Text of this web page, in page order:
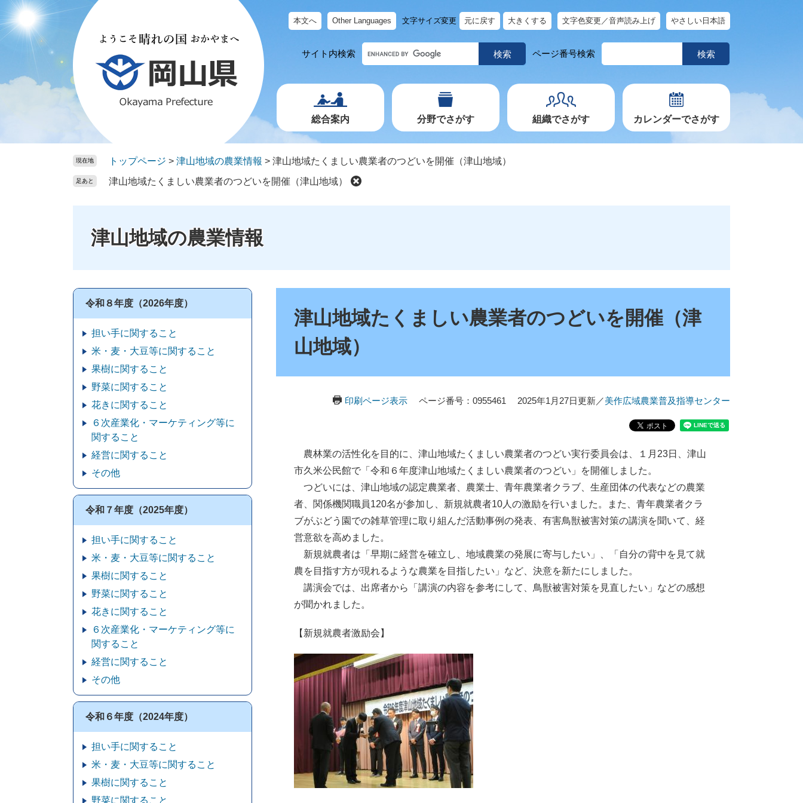
ー
ジ
ニ
ュ
本文へ Other Languages 文字サイズ変更 元に戻す 大きくする 文字色変更／音声読み上げ やさしい日本語
サイト内検索
キ
ー
ワ
ド
ページ番号検索
ペ
ジ
号
総合案内 分野でさがす 組織でさがす カレンダーでさがす
現在地 トップページ > 津山地域の農業情報 > 津山地域たくましい農業者のつどいを開催（津山地域）
足あと 津山地域たくましい農業者のつどいを開催（津山地域）
津山地域の農業情報
津山地域たくましい農業者のつどいを開催（津
山地域）
印刷ページ表示 ページ番号：0955461 2025年1月27日更新／美作広域農業普及指導センター
農林業の活性化を目的に、津山地域たくましい農業者のつどい実行委員会は、１月23日、津山
市久米公民館で「令和６年度津山地域たくましい農業者のつどい」を開催しました。
つどいには、津山地域の認定農業者、農業士、青年農業者クラブ、生産団体の代表などの農業
者、関係機関職員120名が参加し、新規就農者10人の激励を行いました。また、青年農業者クラ
ブがぶどう園での雑草管理に取り組んだ活動事例の発表、有害鳥獣被害対策の講演を聞いて、経
営意欲を高めました。
新規就農者は「早期に経営を確立し、地域農業の発展に寄与したい」、「自分の背中を見て就
農を目指す方が現れるような農業を目指したい」など、決意を新たにしました。
講演会では、出席者から「講演の内容を参考にして、鳥獣被害対策を見直したい」などの感想
が聞かれました。
【新規就農者激励会】
令和８年度（2026年度）
担い手に関すること
米・麦・大豆等に関すること
果樹に関すること
野菜に関すること
花きに関すること
６次産業化・マーケティング等に
関すること
経営に関すること
その他
令和７年度（2025年度）
担い手に関すること
米・麦・大豆等に関すること
果樹に関すること
野菜に関すること
花きに関すること
６次産業化・マーケティング等に
関すること
経営に関すること
その他
令和６年度（2024年度）
担い手に関すること
米・麦・大豆等に関すること
果樹に関すること
野菜に関すること